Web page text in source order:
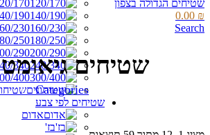
0.00 ₪
Search
170
190
230
250
290
340
400
שטיחים לפי צבע
אדום
בז'
שטיחים
Categories